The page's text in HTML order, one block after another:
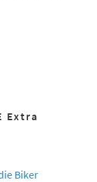
Extra
Biker